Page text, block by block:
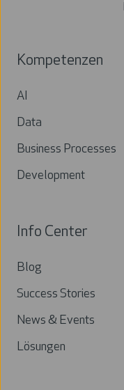
Kompetenzen
AI
Data
Business Processes
Development
Info Center
Blog
Success Stories
News & Events
Lösungen